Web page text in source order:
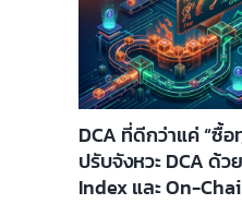
DCA ที่ดีกว่าแค่ “ซื้อ
ปรับจังหวะ DCA ด้ว
Index และ On-